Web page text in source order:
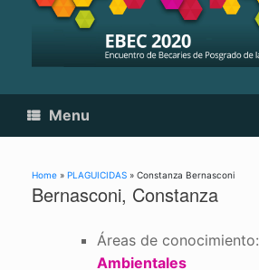
Menu
Home » PLAGUICIDAS » Constanza Bernasconi
Bernasconi, Constanza
Áreas de conocimiento:
Ambientales